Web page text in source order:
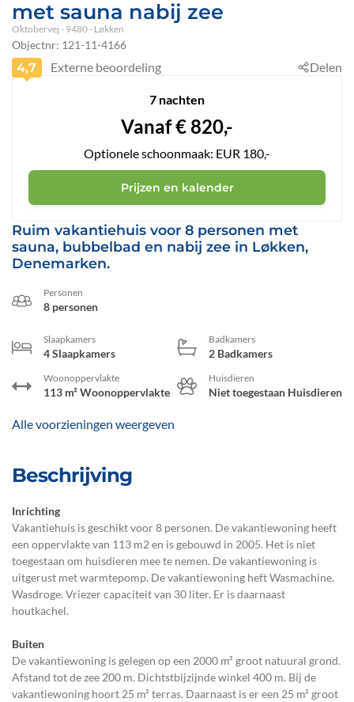
met sauna nabij zee
Oktobervej - 9480 - Løkken
Objectnr: 121-11-4166
Ruim vakantiehuis voor 8 personen met
sauna, bubbelbad en nabij zee in Løkken,
Denemarken.
Personen
8 personen
Slaapkamers
4 Slaapkamers
Badkamers
2 Badkamers
Woonoppervlakte
113 m² Woonoppervlakte
Huisdieren
Niet toegestaan Huisdieren
Alle voorzieningen weergeven
Beschrijving
Inrichting
Vakantiehuis is geschikt voor 8 personen. De vakantiewoning heeft
een oppervlakte van 113 m2 en is gebouwd in 2005. Het is niet
toegestaan om huisdieren mee te nemen. De vakantiewoning is
uitgerust met warmtepomp. De vakantiewoning heft Wasmachine.
Wasdroge. Vriezer capaciteit van 30 liter. Er is daarnaast
houtkachel.
Buiten
De vakantiewoning is gelegen op een 2000 m² groot natuural grond.
Afstand tot de zee 200 m. Dichtstbijzijnde winkel 400 m. Bij de
vakantiewoning hoort 25 m² terras. Daarnaast is er een 25 m² groot
4,7 Externe beoordeling Delen
7 nachten
Vanaf€ 820,-
Optionele schoonmaak: EUR 180,-
Prijzen en kalender